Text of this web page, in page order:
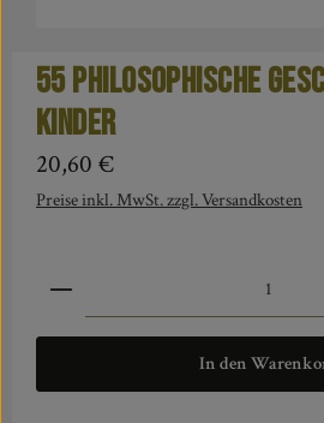
55 philosophische
Kinder
Regulärer Preis:
20,60 €
Preise inkl. MwSt. zzgl. Versandkosten
Produkt Anzahl: Gib den
In den